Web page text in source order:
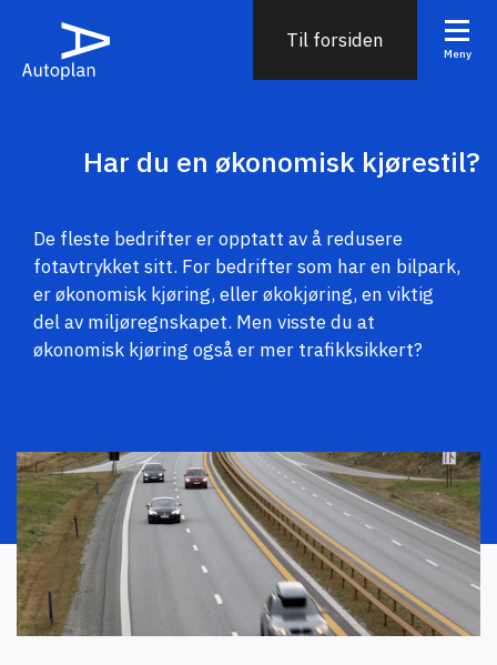
Til forsiden
Meny
Har du en økonomisk kjørestil?
De fleste bedrifter er opptatt av å redusere
fotavtrykket sitt. For bedrifter som har en bilpark,
er økonomisk kjøring, eller økokjøring, en viktig
del av miljøregnskapet. Men visste du at
økonomisk kjøring også er mer trafikksikkert?